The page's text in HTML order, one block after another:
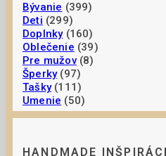
Bývanie (399)
Deti (299)
Doplnky(160)
Oblečenie (39)
Pre mužov(8)
Šperky(97)
Tašky(111)
Umenie (50)
HANDMADE